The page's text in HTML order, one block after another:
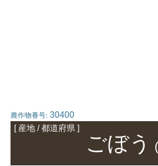
農作物番号: 30400
[ 産地 / 都道府県 ]
ごぼう